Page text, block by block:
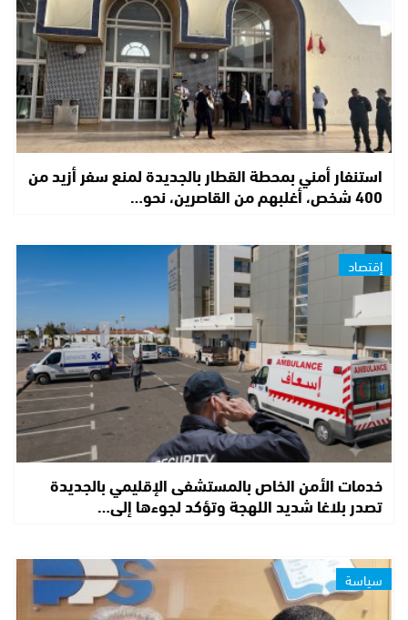
استنفار أمني بمحطة القطار بالجديدة لمنع سفر أزيد من
400 شخص، أغلبهم من القاصرين، نحو…
إقتصاد
خدمات الأمن الخاص بالمستشفى الإقليمي بالجديدة
تصدر بلاغا شديد اللهجة وتؤكد لجوءها إلى…
سياسة